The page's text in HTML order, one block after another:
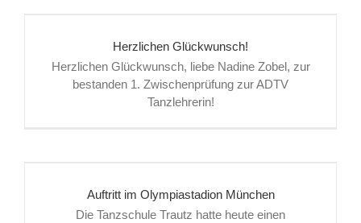
Herzlichen Glückwunsch!
Herzlichen Glückwunsch, liebe Nadine Zobel, zur
bestanden 1. Zwischenprüfung zur ADTV
Tanzlehrerin!
Auftritt im Olympiastadion München
Die Tanzschule Trautz hatte heute einen